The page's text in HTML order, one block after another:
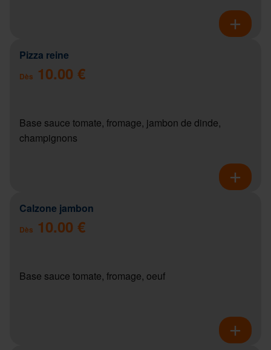
Pizza reine
Dès 10.00 €
Base sauce tomate, fromage, jambon de dinde,
champignons
Calzone jambon
Dès 10.00 €
Base sauce tomate, fromage, oeuf